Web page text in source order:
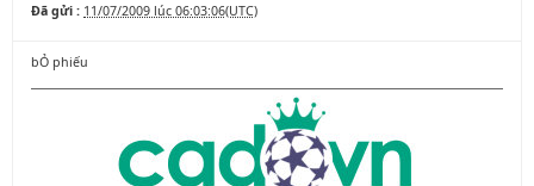
Đã gửi : 11/07/2009 lúc 06:03:06(UTC)
bỎ phiếu